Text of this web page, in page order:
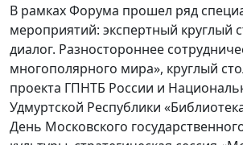
В рамках Форума прошел ряд
мероприятий: экспертный круглый
диалог. Разностороннее
многополярного мира», круглый
проекта ГПНТБ России и
Удмуртской Республики
День Московского